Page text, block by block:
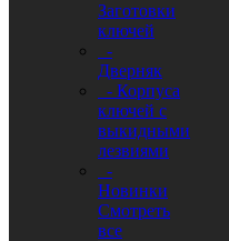
Заготовки
ключей
-
Дверняк
- Корпуса
ключей с
выкидными
лезвиями
-
Новинки
Смотреть
все